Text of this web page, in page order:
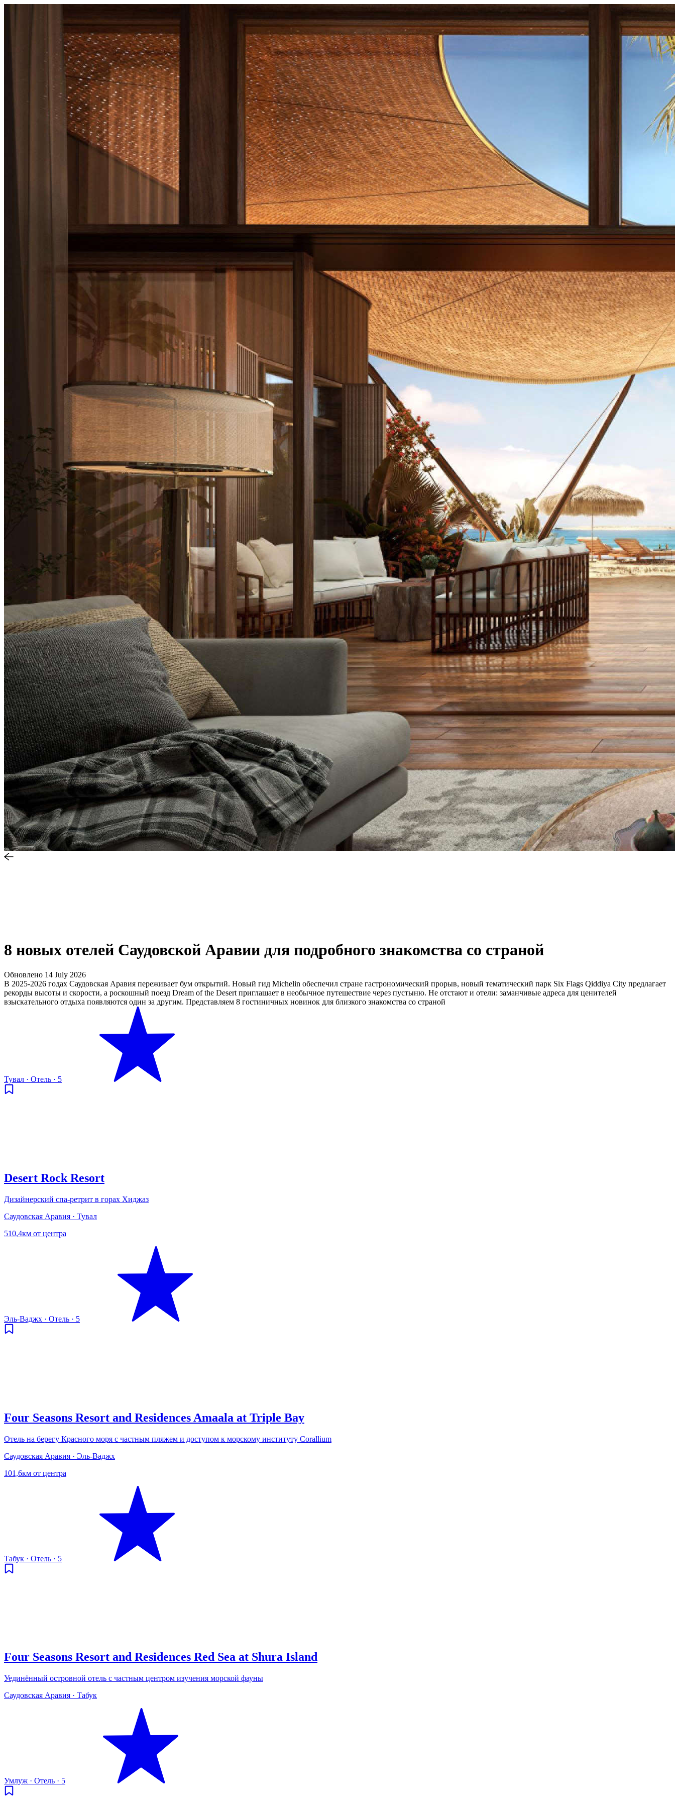
8 новых отелей Саудовской Аравии для подробного знакомства со страной
Обновлено 14 July 2026
В 2025-2026 годах Саудовская Аравия переживает бум открытий. Новый гид Michelin обеспечил стране гастрономический прорыв, новый тематический парк Six Flags Qiddiya City предлагает
рекорды высоты и скорости, а роскошный поезд Dream of the Desert приглашает в необычное путешествие через пустыню. Не отстают и отели: заманчивые адреса для ценителей
взыскательного отдыха появляются один за другим. Представляем 8 гостиничных новинок для близкого знакомства со страной
Тувал · Отель · 5
Desert Rock Resort
Дизайнерский спа-ретрит в горах Хиджаз
Саудовская Аравия · Тувал
510,4км от центра
Эль-Ваджх · Отель · 5
Four Seasons Resort and Residences Amaala at Triple Bay
Отель на берегу Красного моря с частным пляжем и доступом к морскому институту Corallium
Саудовская Аравия · Эль-Ваджх
101,6км от центра
Табук · Отель · 5
Four Seasons Resort and Residences Red Sea at Shura Island
Уединённый островной отель с частным центром изучения морской фауны
Саудовская Аравия · Табук
Умлуж · Отель · 5